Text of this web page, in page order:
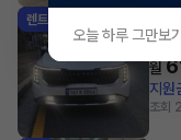
렌트
2026
월
지원
조회
오늘 하루 그만보기